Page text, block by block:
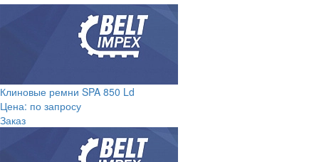
Клиновые ремни SPA 850 Ld
Цена: по запросу
Заказ